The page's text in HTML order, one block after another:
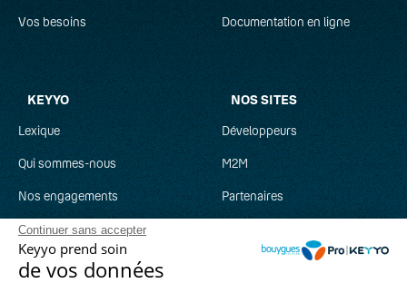
Continuer sans accepter
Keyyo prend soin
de vos données
Vos besoins Documentation en ligne
KEYYO
Lexique
Qui sommes-nous
Nos engagements
Recrutement
Parrainage
NOS SITES
Développeurs
M2M
Partenaires